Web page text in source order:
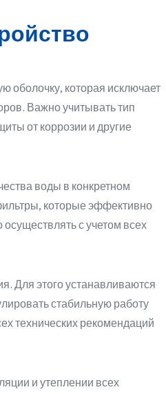
оболочку, которая исключает
Важно учитывать тип
от коррозии и другие
воды в конкретном
которые эффективно
с учетом всех
Для этого устанавливаются
стабильную работу
технических рекомендаций
и утеплении всех